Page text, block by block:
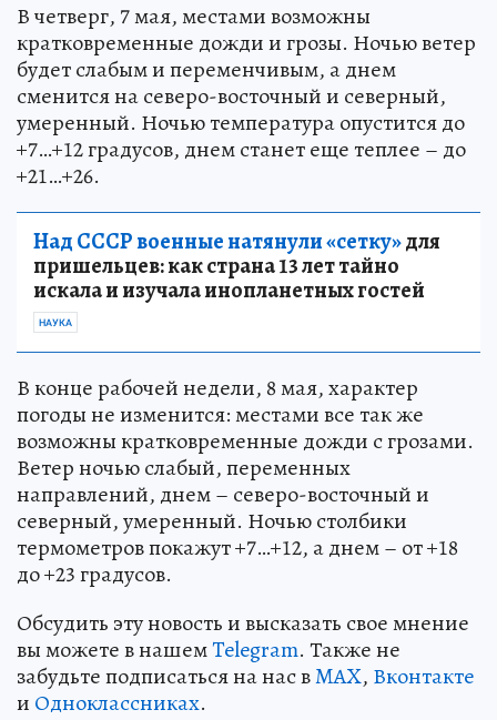
В четверг, 7 мая, местами возможны
кратковременные дожди и грозы. Ночью ветер
будет слабым и переменчивым, а днем
сменится на северо-восточный и северный,
умеренный. Ночью температура опустится до
+7…+12 градусов, днем станет еще теплее – до
+21…+26.
Над СССР военные натянули «сетку»для
пришельцев: как страна 13 лет тайно
искала и изучала инопланетных гостей
НАУКА
В конце рабочей недели, 8 мая, характер
погоды не изменится: местами все так же
возможны кратковременные дожди с грозами.
Ветер ночью слабый, переменных
направлений, днем – северо-восточный и
северный, умеренный. Ночью столбики
термометров покажут +7…+12, а днем – от +18
до +23 градусов.
Обсудить эту новость и высказать свое мнение
вы можете в нашемTelegram. Также не
забудьте подписаться на нас вMAX, Вконтакте
и Одноклассниках.